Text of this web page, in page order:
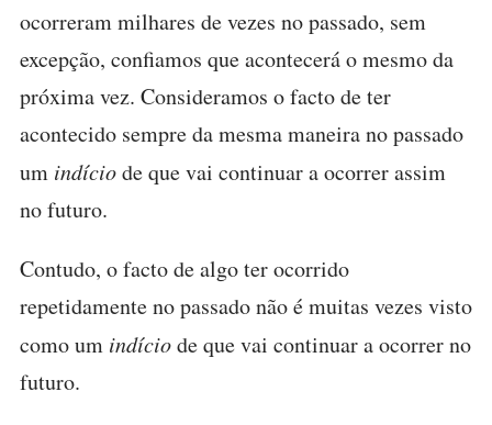
ocorreram milhares de vezes no passado, sem
excepção, confiamos que acontecerá o mesmo da
próxima vez. Consideramos o facto de ter
acontecido sempre da mesma maneira no passado
um indíciode que vai continuar a ocorrer assim
no futuro.
Contudo, o facto de algo ter ocorrido
repetidamente no passado não é muitas vezes visto
como um indíciode que vai continuar a ocorrer no
futuro.